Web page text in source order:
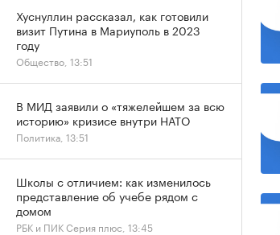
Хуснуллин рассказал, как готовили
визит Путина в Мариуполь в 2023
году
Общество, 13:51
В МИД заявили о «тяжелейшем за всю
историю» кризисе внутри НАТО
Политика, 13:51
Школы с отличием: как изменилось
представление об учебе рядом с
домом
РБК и ПИК Серия плюс, 13:45